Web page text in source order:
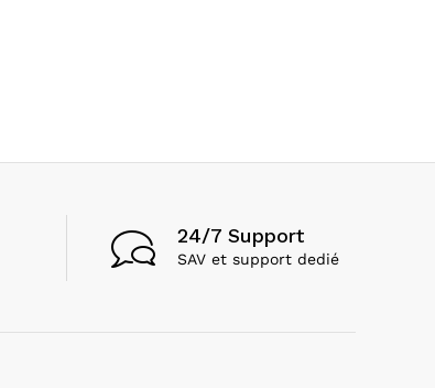
24/7 Support
SAV et support dedié